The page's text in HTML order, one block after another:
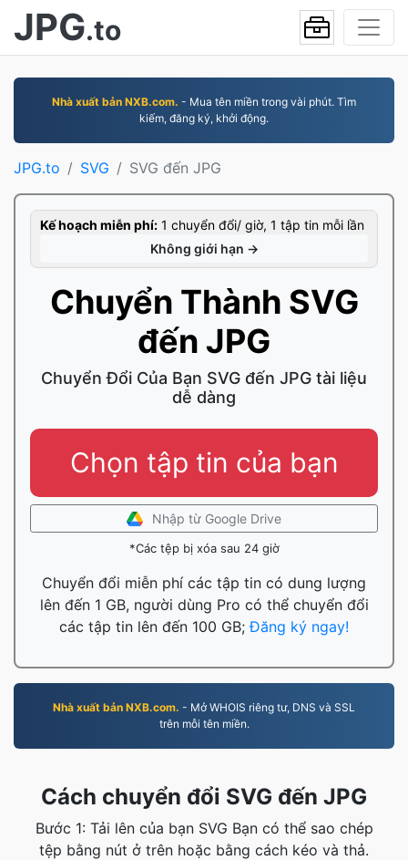
JPG.to
Nhà xuất bản NXB.com. - Mua tên miền trong vài phút. Tìm
kiếm, đăng ký, khởi động.
JPG.to SVG SVG đến JPG
Kế hoạch miễn phí: 1 chuyển đổi/ giờ, 1 tập tin mỗi lần
Không giới hạn →
Chuyển Thành SVG
đến JPG
Chuyển Đổi Của Bạn SVG đến JPG tài liệu
dễ dàng
Chọn tập tin của bạn
Nhập từ Google Drive
*Các tệp bị xóa sau 24 giờ
Chuyển đổi miễn phí các tập tin có dung lượng
lên đến 1 GB, người dùng Pro có thể chuyển đổi
các tập tin lên đến 100 GB;Đăng ký ngay!
Nhà xuất bản NXB.com. - Mở WHOIS riêng tư, DNS và SSL
trên mỗi tên miền.
Cách chuyển đổi SVG đến JPG
Bước 1: Tải lên của bạn SVG Bạn có thể sao chép
tệp bằng nút ở trên hoặc bằng cách kéo và thả.